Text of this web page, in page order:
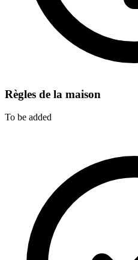
Règles de la maison
To be added